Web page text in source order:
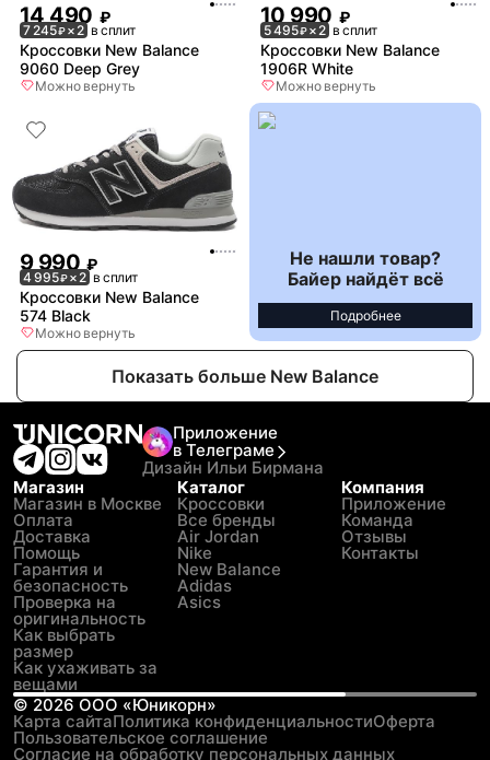
14 490 ₽
7 245₽× 2 в сплит
Кроссовки New Balance
9060 Deep Grey
Можно вернуть
10 990 ₽
5 495₽× 2 в сплит
Кроссовки New Balance
1906R White
Можно вернуть
9 990 ₽
4 995₽× 2 в сплит
Кроссовки New Balance
574 Black
Можно вернуть
Не нашли товар?
Байер найдёт всё
Подробнее
Показать больше New Balance
Приложение
в Телеграме
Дизайн Ильи Бирмана
Магазин
Магазин в Москве
Оплата
Доставка
Помощь
Гарантия и
безопасность
Проверка на
оригинальность
Как выбрать
размер
Как ухаживать за
вещами
Каталог
Кроссовки
Все бренды
Air Jordan
Nike
New Balance
Adidas
Asics
Компания
Приложение
Команда
Отзывы
Контакты
© 2026 ООО «Юникорн»
Карта сайтаПолитика конфиденциальностиОферта
Пользовательское соглашение
Согласие на обработку персональных данных